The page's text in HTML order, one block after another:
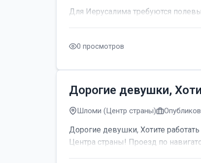
Для Иерусалима требуются
0 просмотров
Дорогие девушки,
Шломи (Центр страны)
Дорогие девушки, Хотите
Центра страны! Проезд по